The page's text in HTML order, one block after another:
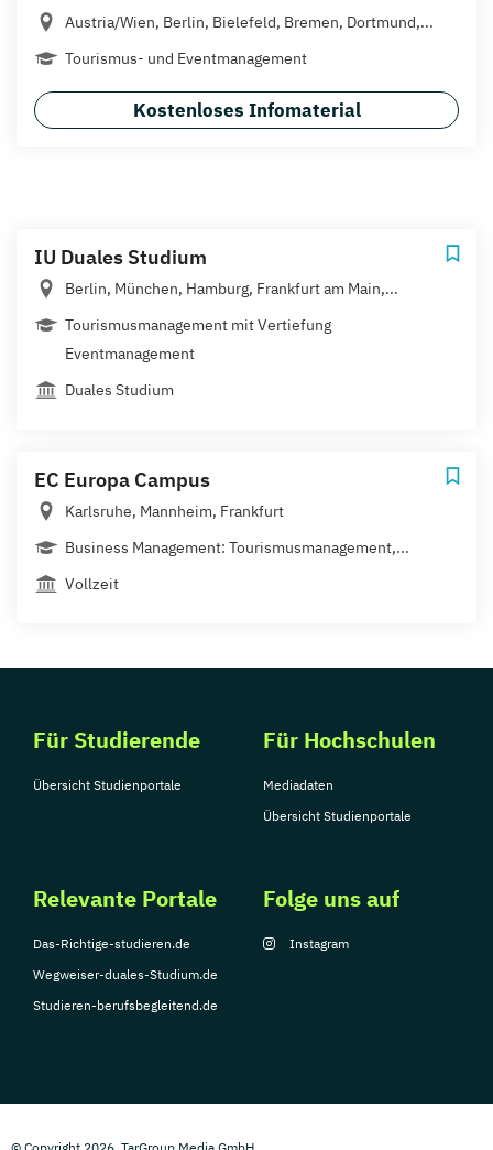
Austria/Wien, Berlin, Bielefeld, Bremen, Dortmund,...
Tourismus- und Eventmanagement
Kostenloses Infomaterial
IU Duales Studium
Berlin, München, Hamburg, Frankfurt am Main,...
Tourismusmanagement mit Vertiefung
Eventmanagement
Duales Studium
EC Europa Campus
Karlsruhe, Mannheim, Frankfurt
Business Management: Tourismusmanagement,...
Vollzeit
Für Studierende
Übersicht Studienportale
Für Hochschulen
Mediadaten
Übersicht Studienportale
Relevante Portale
Das-Richtige-studieren.de
Wegweiser-duales-Studium.de
Studieren-berufsbegleitend.de
Folge uns auf
Instagram